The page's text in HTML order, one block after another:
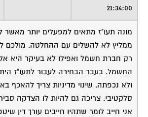
21:34:00
מונה תעו"ז מתאים למפעלים יותר מאשר
ממליץ לא להשלים עם ההחלטה. מולכם
רק חברת חשמל ואפילו לא בעיקר היא
החשמל. בעבר הבחירה לעבור לתעו"ז
ולא נכפתה. שינוי מדיניות צריך להאכף
סלקטיבי. צריכה גם להיות לו הצדקה
אני חייב לומר שתהיו חייבים עורך דין